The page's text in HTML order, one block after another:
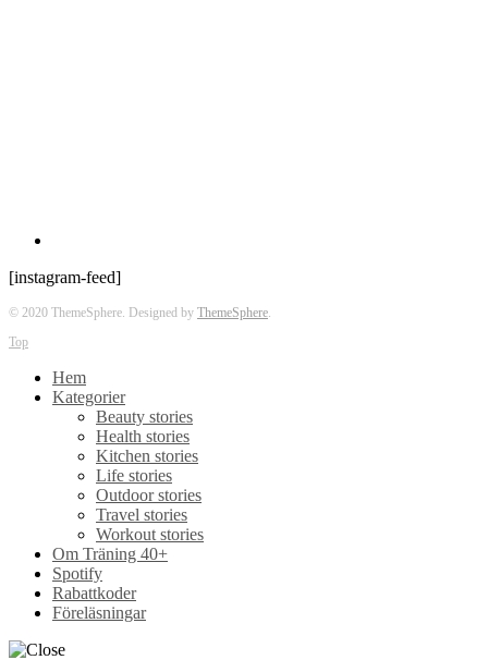
[instagram-feed]
© 2020 ThemeSphere. Designed by ThemeSphere.
Top
Hem
Kategorier
Beauty stories
Health stories
Kitchen stories
Life stories
Outdoor stories
Travel stories
Workout stories
Om Träning 40+
Spotify
Rabattkoder
Föreläsningar